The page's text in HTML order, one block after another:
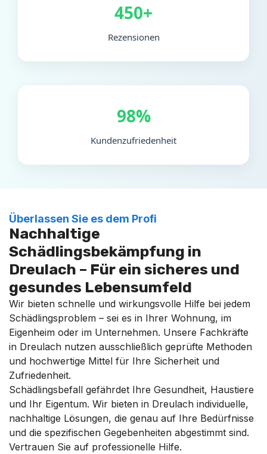
450+
Rezensionen
98%
Kundenzufriedenheit
Überlassen Sie es dem Profi
Nachhaltige
Schädlingsbekämpfung in
Dreulach – Für ein sicheres und
gesundes Lebensumfeld
Wir bieten schnelle und wirkungsvolle Hilfe bei jedem
Schädlingsproblem – sei es in Ihrer Wohnung, im
Eigenheim oder im Unternehmen. Unsere Fachkräfte
in Dreulach nutzen ausschließlich geprüfte Methoden
und hochwertige Mittel für Ihre Sicherheit und
Zufriedenheit.
Schädlingsbefall gefährdet Ihre Gesundheit, Haustiere
und Ihr Eigentum. Wir bieten in Dreulach individuelle,
nachhaltige Lösungen, die genau auf Ihre Bedürfnisse
und die spezifischen Gegebenheiten abgestimmt sind.
Vertrauen Sie auf professionelle Hilfe.